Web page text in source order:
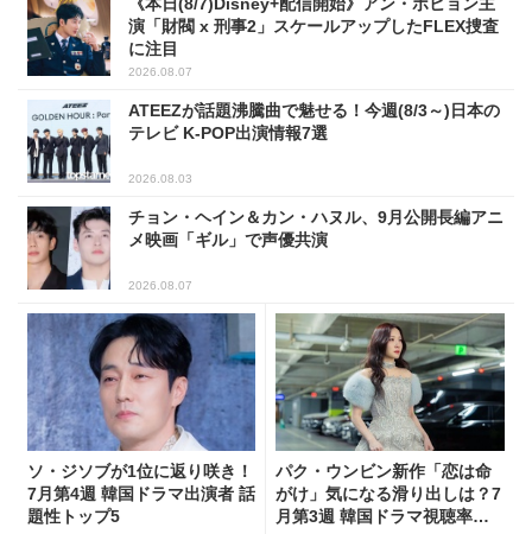
《本日(8/7)Disney+配信開始》アン・ボヒョン主
演「財閥 x 刑事2」スケールアップしたFLEX捜査
に注目
2026.08.07
ATEEZが話題沸騰曲で魅せる！今週(8/3～)日本の
テレビ K-POP出演情報7選
2026.08.03
チョン・ヘイン＆カン・ハヌル、9月公開長編アニ
メ映画「ギル」で声優共演
2026.08.07
ソ・ジソブが1位に返り咲き！
7月第4週 韓国ドラマ出演者 話
題性トップ5
パク・ウンビン新作「恋は命
がけ」気になる滑り出しは？7
月第3週 韓国ドラマ視聴率ラ